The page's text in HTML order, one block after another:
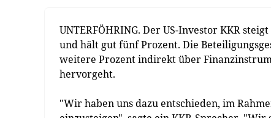
UNTERFÖHRING. Der US-Investor KKR
und hält gut fünf Prozent. Die
weitere Prozent indirekt über
hervorgeht.
"Wir haben uns dazu entschieden, im